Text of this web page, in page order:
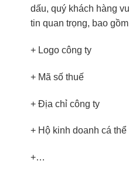
dấu, quý khách hàng
tin quan trọng, bao
+ Logo công ty
+ Mã số thuế
+ Địa chỉ công ty
+ Hộ kinh doanh cá thể
+…